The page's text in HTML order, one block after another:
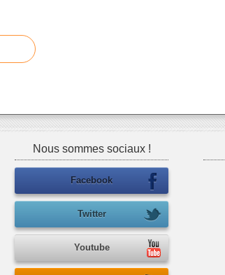
Nous sommes sociaux !
Facebook
Twitter
Youtube